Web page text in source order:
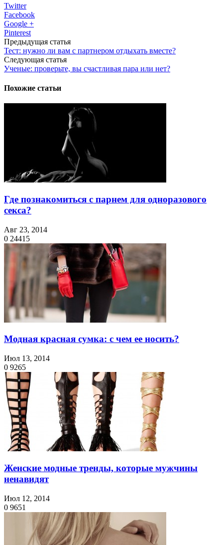
Twitter
Facebook
Google +
Pinterest
Предыдущая статья
Тест: нужно ли вам с партнером отдыхать вместе?
Следующая статья
Ученые: проверьте, вы счастливая пара или нет?
Похожие статьи
Где познакомиться с парнем для одноразового
секса?
Авг 23, 2014
0 24415
Модная красная сумка: с чем ее носить?
Июл 13, 2014
0 9265
Женские модные тренды, которые мужчины
ненавидят
Июл 12, 2014
0 9651